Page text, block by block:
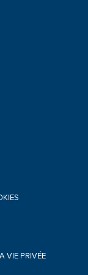
sont des
VIE PRIVÉE